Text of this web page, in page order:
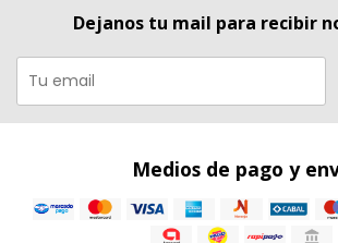
Dejanos tu mail para recibir
Medios de pago y